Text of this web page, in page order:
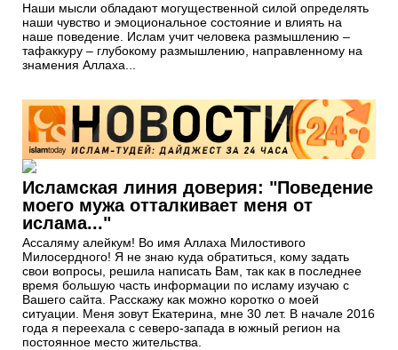
Наши мысли обладают могущественной силой определять
наши чувство и эмоциональное состояние и влиять на
наше поведение. Ислам учит человека размышлению –
тафаккуру – глубокому размышлению, направленному на
знамения Аллаха...
Исламская линия доверия: "Поведение
моего мужа отталкивает меня от
ислама..."
Ассаляму алейкум! Во имя Аллаха Милостивого
Милосердного! Я не знаю куда обратиться, кому задать
свои вопросы, решила написать Вам, так как в последнее
время большую часть информации по исламу изучаю с
Вашего сайта. Расскажу как можно коротко о моей
ситуации. Меня зовут Екатерина, мне 30 лет. В начале 2016
года я переехала с северо-запада в южный регион на
постоянное место жительства.